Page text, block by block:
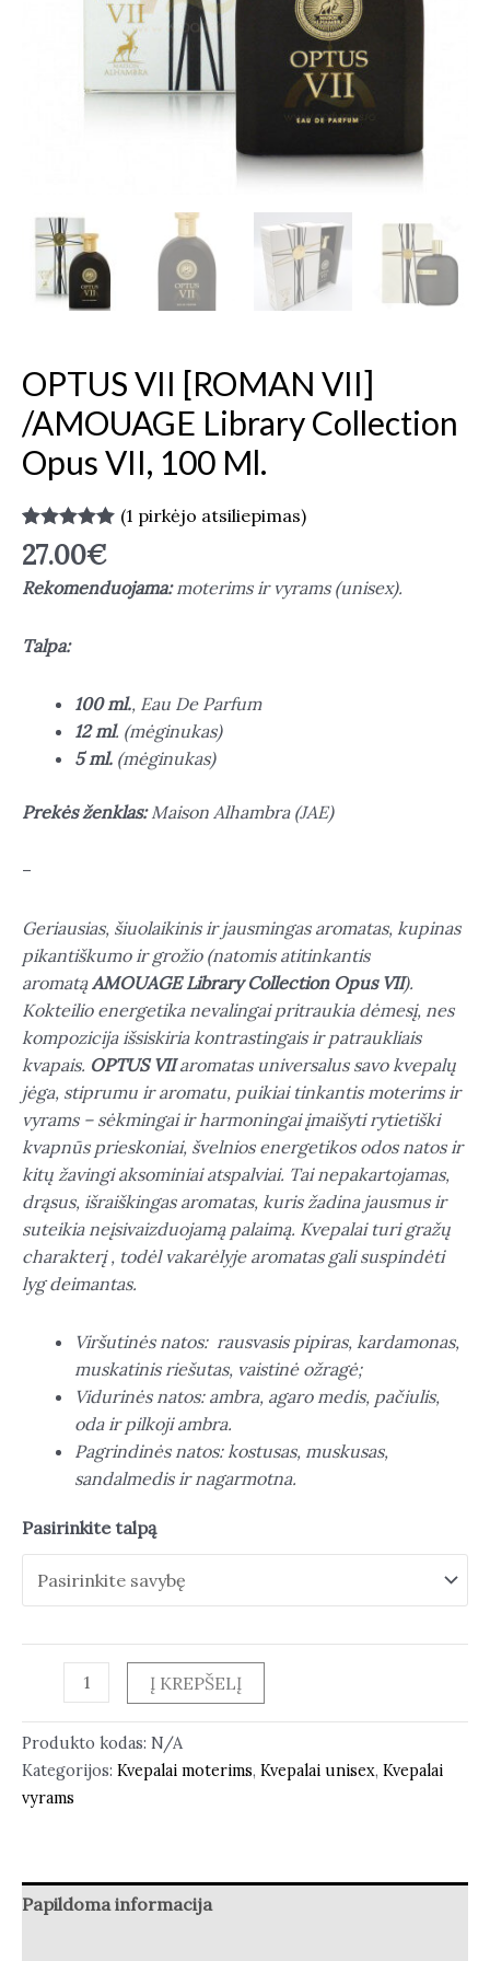
OPTUS VII [ROMAN VII]
/AMOUAGE Library Collection
Opus VII, 100 Ml.
Įvertinimas:
5.00iš 5
(viso
įvertinimų:
1
)
(1 pirkėjo atsiliepimas)
27.00€
Rekomenduojama:moterims ir vyrams (unisex).
Talpa:
100 ml., Eau De Parfum
12 ml. (mėginukas)
5 ml. (mėginukas)
Prekės ženklas:Maison Alhambra (JAE)
–
Geriausias, šiuolaikinis ir jausmingas aromatas, kupinas
pikantiškumo ir grožio (natomis atitinkantis
aromatąAMOUAGE Library Collection Opus VII).
Kokteilio energetika nevalingai pritraukia dėmesį, nes
kompozicija išsiskiria kontrastingais ir patraukliais
kvapais. OPTUS VIIaromatas universalus savo kvepalų
jėga, stiprumu ir aromatu, puikiai tinkantis moterims ir
vyrams – sėkmingai ir harmoningai įmaišyti rytietiški
kvapnūs prieskoniai, švelnios energetikos odos natos ir
kitų žavingi aksominiai atspalviai. Tai nepakartojamas,
drąsus, išraiškingas aromatas, kuris žadina jausmus ir
suteikia neįsivaizduojamą palaimą. Kvepalai turi gražų
charakterį , todėl vakarėlyje aromatas gali suspindėti
lyg deimantas.
Viršutinės natos: rausvasis pipiras, kardamonas,
muskatinis riešutas, vaistinė ožragė;
Vidurinės natos: ambra, agaro medis, pačiulis,
oda ir pilkoji ambra.
Pagrindinės natos: kostusas, muskusas,
sandalmedis ir nagarmotna.
Pasirinkite talpą
Į KREPŠELĮ
Produkto kodas: N/A
Kategorijos: Kvepalai moterims, Kvepalai unisex, Kvepalai
vyrams
Papildoma informacija